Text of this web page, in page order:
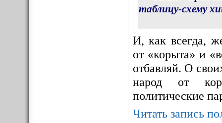
таблицу-схему
И, как всегда,
от «корыта» и
отбавляй. О
народ от
политические
Читать запись